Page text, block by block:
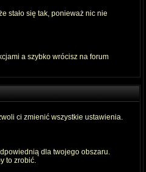
stało się tak, ponieważ nic nie
a szybko wrócisz na forum
ci zmienić wszystkie ustawienia.
dla twojego obszaru.
to zrobić.